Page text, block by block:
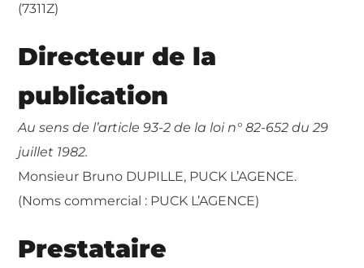
(7311Z)
Directeur de la
publication
Au sens de l’article 93-2 de la loi n° 82-652 du 29
juillet 1982.
Monsieur Bruno DUPILLE, PUCK L’AGENCE.
(Noms commercial : PUCK L’AGENCE)
Prestataire